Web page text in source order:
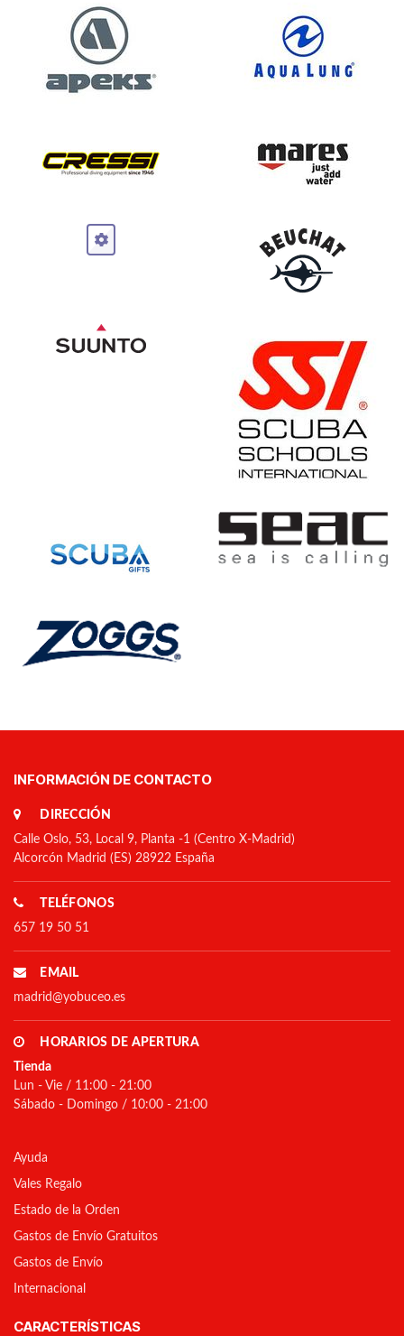
INFORMACIÓN DE CONTACTO
DIRECCIÓN
Calle Oslo, 53, Local 9, Planta -1 (Centro X-Madrid)
Alcorcón Madrid (ES) 28922 España
TELÉFONOS
657 19 50 51
EMAIL
madrid@yobuceo.es
HORARIOS DE APERTURA
Tienda
Lun - Vie / 11:00 - 21:00
Sábado - Domingo / 10:00 - 21:00
Ayuda
Vales Regalo
Estado de la Orden
Gastos de Envío Gratuitos
Gastos de Envío
Internacional
CARACTERÍSTICAS